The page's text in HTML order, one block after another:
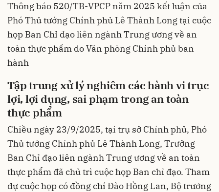
Thông báo 520/TB-VPCP năm 2025 kết luận của
Phó Thủ tướng Chính phủ Lê Thành Long tại cuộc
họp Ban Chỉ đạo liên ngành Trung ương về an
toàn thực phẩm do Văn phòng Chính phủ ban
hành
Tập trung xử lý nghiêm các hành vi trục
lợi, lợi dụng, sai phạm trong an toàn
thực phẩm
Chiều ngày 23/9/2025, tại trụ sở Chính phủ, Phó
Thủ tướng Chính phủ Lê Thành Long, Trưởng
Ban Chỉ đạo liên ngành Trung ương về an toàn
thực phẩm đã chủ trì cuộc họp Ban chỉ đạo. Tham
dự cuộc họp có đồng chí Đào Hồng Lan, Bộ trưởng